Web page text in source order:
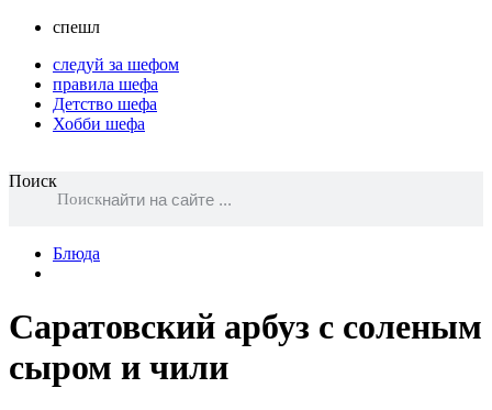
спешл
следуй за шефом
правила шефа
Детство шефа
Хобби шефа
Поиск
Поиск
Блюда
Саратовский арбуз с соленым
сыром и чили